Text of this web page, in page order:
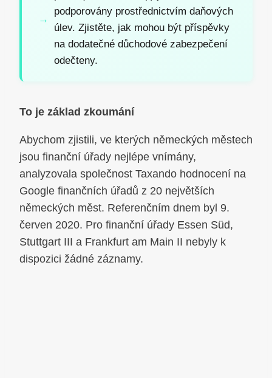
podporovány prostřednictvím daňových
úlev. Zjistěte, jak mohou být příspěvky
na dodatečné důchodové zabezpečení
odečteny.
To je základ zkoumání
Abychom zjistili, ve kterých německých městech
jsou finanční úřady nejlépe vnímány,
analyzovala společnost Taxando hodnocení na
Google finančních úřadů z 20 největších
německých měst. Referenčním dnem byl 9.
červen 2020. Pro finanční úřady Essen Süd,
Stuttgart III a Frankfurt am Main II nebyly k
dispozici žádné záznamy.